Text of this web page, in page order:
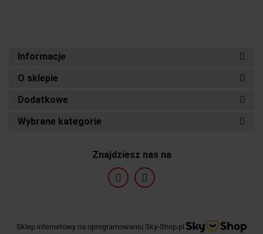
Informacje
O sklepie
Dodatkowe
Wybrane kategorie
Znajdziesz nas na
Sklep internetowy na oprogramowaniu Sky-Shop.pl